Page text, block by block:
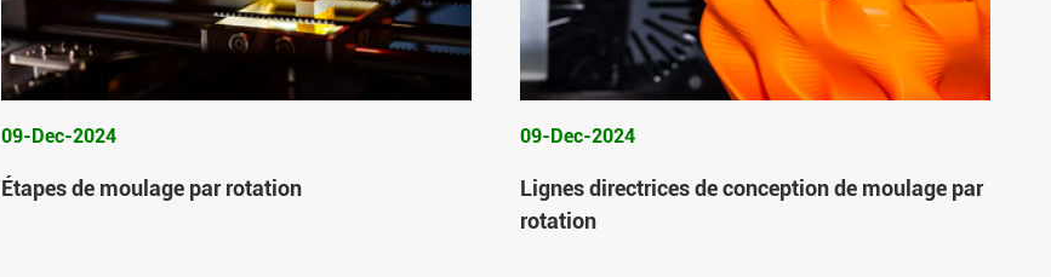
09-Dec-2024
Étapes de moulage par rotation
09-Dec-2024
Lignes directrices de conception de moulage par
rotation